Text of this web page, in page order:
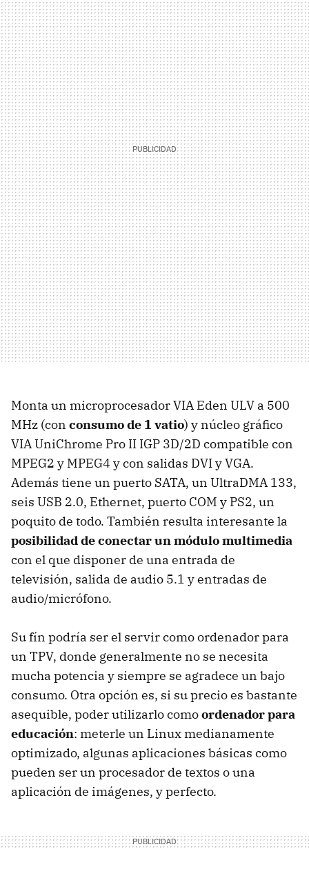
Monta un microprocesador VIA Eden ULV a 500
MHz (con consumo de 1 vatio) y núcleo gráfico
VIA UniChrome Pro II IGP 3D/2D compatible con
MPEG2 y MPEG4 y con salidas DVI y VGA.
Además tiene un puerto SATA, un UltraDMA 133,
seis USB 2.0, Ethernet, puerto COM y PS2, un
poquito de todo. También resulta interesante la
posibilidad de conectar un módulo multimedia
con el que disponer de una entrada de
televisión, salida de audio 5.1 y entradas de
audio/micrófono.
Su fín podría ser el servir como ordenador para
un TPV, donde generalmente no se necesita
mucha potencia y siempre se agradece un bajo
consumo. Otra opción es, si su precio es bastante
asequible, poder utilizarlo comoordenador para
educación: meterle un Linux medianamente
optimizado, algunas aplicaciones básicas como
pueden ser un procesador de textos o una
aplicación de imágenes, y perfecto.